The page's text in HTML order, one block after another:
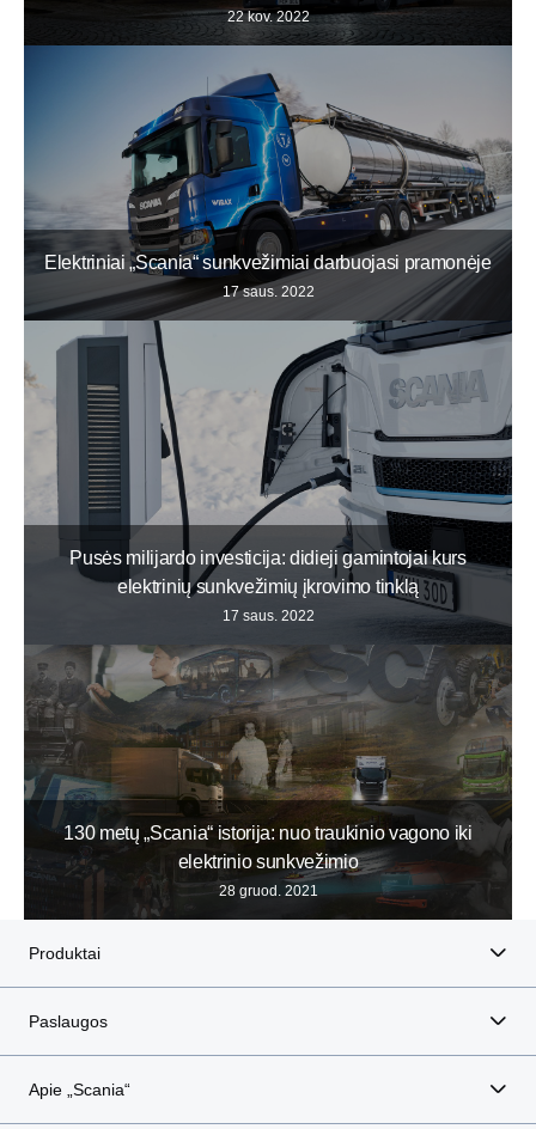
22 kov. 2022
Elektriniai „Scania“ sunkvežimiai darbuojasi pramonėje
17 saus. 2022
Pusės milijardo investicija: didieji gamintojai kurs
elektrinių sunkvežimių įkrovimo tinklą
17 saus. 2022
130 metų „Scania“ istorija: nuo traukinio vagono iki
elektrinio sunkvežimio
28 gruod. 2021
Produktai
Paslaugos
Apie „Scania“